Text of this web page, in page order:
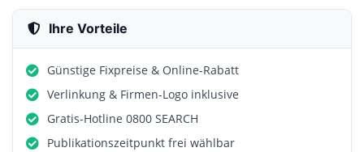
Ihre Vorteile
Günstige Fixpreise & Online-Rabatt
Verlinkung & Firmen-Logo inklusive
Gratis-Hotline 0800 SEARCH
Publikationszeitpunkt frei wählbar